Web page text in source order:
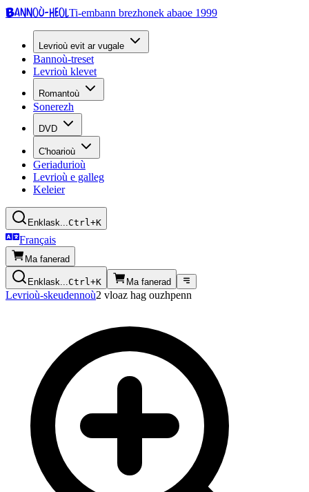
Bannoù-heolTi-embann brezhonek abaoe 1999
Levrioù evit ar vugale
Bannoù-treset
Levrioù klevet
Romantoù
Sonerezh
DVD
C'hoarioù
Geriadurioù
Levrioù e galleg
Keleier
Enklask...Ctrl+K
Français
Ma fanerad
Enklask...Ctrl+K Ma fanerad
Levrioù-skeudennoù2 vloaz hag ouzhpenn